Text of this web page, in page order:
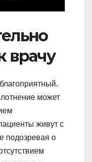
врачу
может
живут с
подозревая о